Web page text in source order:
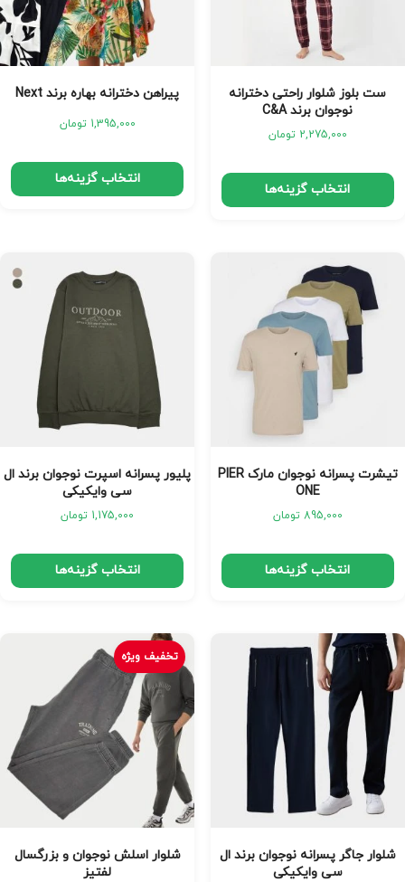
ست بلوز شلوار راحتی دخترانه
نوجوان برند C&A
2,275,000 تومان
انتخاب گزینه‌ها
پیراهن دخترانه بهاره برند Next
1,395,000 تومان
انتخاب گزینه‌ها
تیشرت پسرانه نوجوان مارک PIER
ONE
895,000 تومان
انتخاب گزینه‌ها
پلیور پسرانه اسپرت نوجوان برند ال
سی وایکیکی
1,175,000 تومان
انتخاب گزینه‌ها
شلوار جاگر پسرانه نوجوان برند ال
سی وایکیکی
تخفیف ویژه
شلوار اسلش نوجوان و بزرگسال
لفتیز